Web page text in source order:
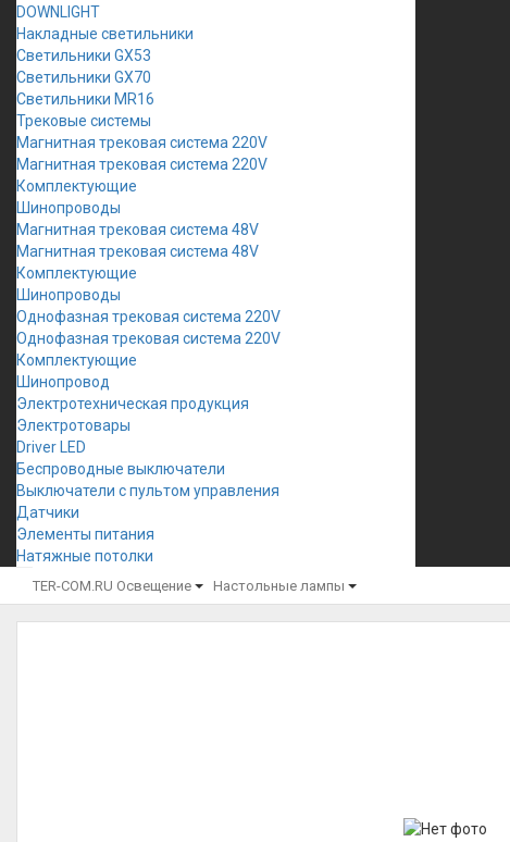
DOWNLIGHT
Накладные светильники
Светильники GX53
Светильники GX70
Светильники MR16
Трековые системы
Магнитная трековая система 220V
Магнитная трековая система 220V
Комплектующие
Шинопроводы
Магнитная трековая система 48V
Магнитная трековая система 48V
Комплектующие
Шинопроводы
Однофазная трековая система 220V
Однофазная трековая система 220V
Комплектующие
Шинопровод
Электротехническая продукция
Электротовары
Driver LED
Беспроводные выключатели
Выключатели с пультом управления
Датчики
Элементы питания
Натяжные потолки
TER-COM.RU Освещение Настольные лампы